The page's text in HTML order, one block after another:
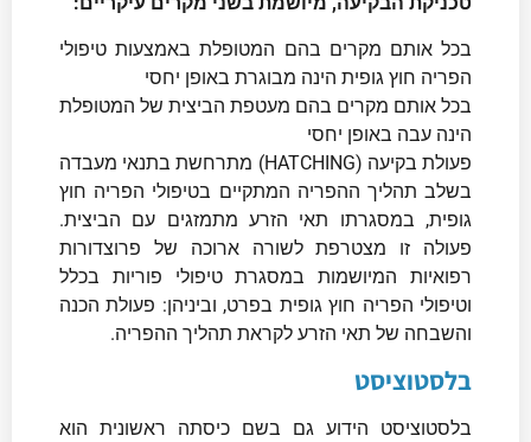
בכל אותם מקרים בהם המטופלת באמצעות טיפולי
הפריה חוץ גופית הינה מבוגרת באופן יחסי
בכל אותם מקרים בהם מעטפת הביצית של המטופלת
הינה עבה באופן יחסי
פעולת בקיעה (HATCHING) מתרחשת בתנאי מעבדה
בשלב תהליך ההפריה המתקיים בטיפולי הפריה חוץ
גופית, במסגרתו תאי הזרע מתמזגים עם הביצית.
פעולה זו מצטרפת לשורה ארוכה של פרוצדורות
רפואיות המיושמות במסגרת טיפולי פוריות בכלל
וטיפולי הפריה חוץ גופית בפרט, וביניהן: פעולת הכנה
והשבחה של תאי הזרע לקראת תהליך ההפריה.
בלסטוציסט
בלסטוציסט הידוע גם בשם כיסתה ראשונית הוא